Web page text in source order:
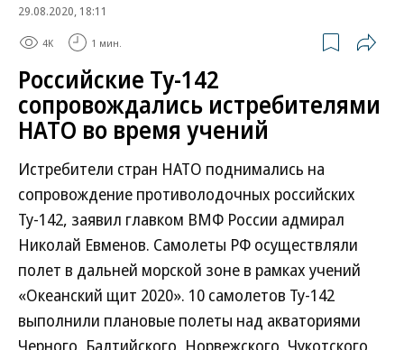
29.08.2020, 18:11
4K 1 мин.
Российские Ту-142
сопровождались истребителями
НАТО во время учений
Истребители стран НАТО поднимались на
сопровождение противолодочных российских
Ту-142, заявил главком ВМФ России адмирал
Николай Евменов. Самолеты РФ осуществляли
полет в дальней морской зоне в рамках учений
«Океанский щит 2020». 10 самолетов Ту-142
выполнили плановые полеты над акваториями
Черного, Балтийского, Норвежского, Чукотского